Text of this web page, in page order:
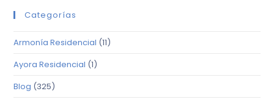
Categorías
Armonía Residencial (11)
Ayora Residencial (1)
Blog (325)